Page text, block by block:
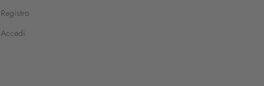
Registro
Accedi